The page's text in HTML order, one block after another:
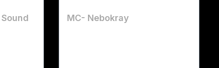
4.
MC- Nebokray